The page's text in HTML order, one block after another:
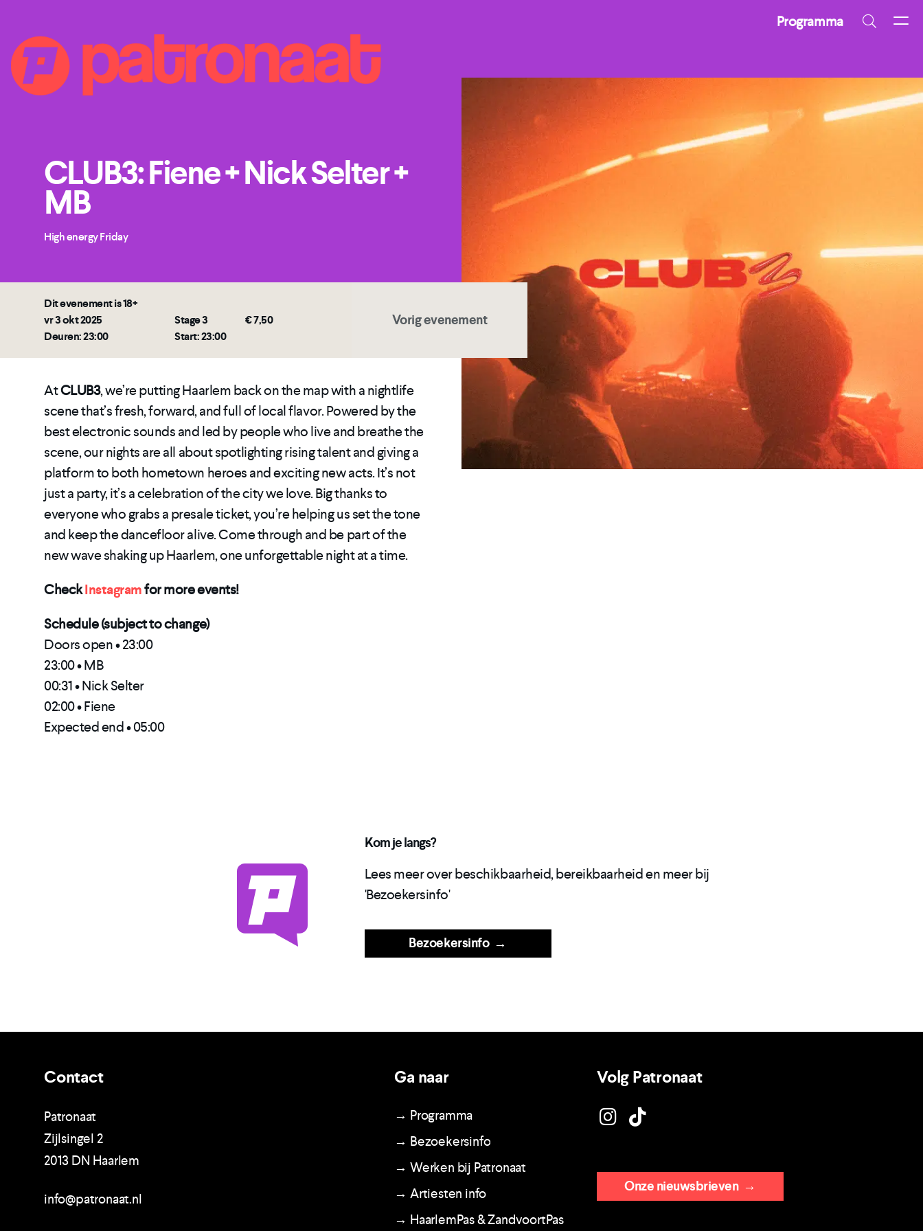
Programma
CLUB3: Fiene + Nick Selter +
MB
High energy Friday
Dit evenement is 18+
vr 3 okt 2025
Stage 3
€ 7,50
Deuren: 23:00
Start: 23:00
Vorig evenement
AtCLUB3, we’re putting Haarlem back on the map with a nightlife
scene that’s fresh, forward, and full of local flavor. Powered by the
best electronic sounds and led by people who live and breathe the
scene, our nights are all about spotlighting rising talent and giving a
platform to both hometown heroes and exciting new acts. It’s not
just a party, it’s a celebration of the city we love. Big thanks to
everyone who grabs a presale ticket, you’re helping us set the tone
and keep the dancefloor alive. Come through and be part of the
new wave shaking up Haarlem, one unforgettable night at a time.
CheckInstagramfor more events!
Schedule (subject to change)
Doors open • 23:00
23:00 • MB
00:31 • Nick Selter
02:00 • Fiene
Expected end • 05:00
Kom je langs?
Lees meer over beschikbaarheid, bereikbaarheid en meer bij
'Bezoekersinfo'
Bezoekersinfo→
Contact
Patronaat
Zijlsingel 2
2013 DN Haarlem
info@patronaat.nl
Ga naar
→ Programma
→ Bezoekersinfo
→ Werken bij Patronaat
→ Artiesten info
→ HaarlemPas & ZandvoortPas
Volg Patronaat
Onze nieuwsbrieven→